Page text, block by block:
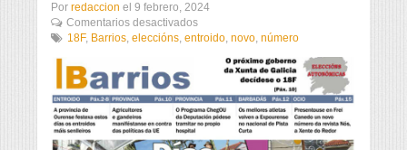
Por redaccion el 9 febrero, 2024
Comentarios desactivadosen
Barrios
18F, Barrios, eleccións, entroido, novo, número